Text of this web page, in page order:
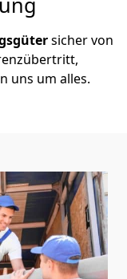
sicher von
uns um alles.